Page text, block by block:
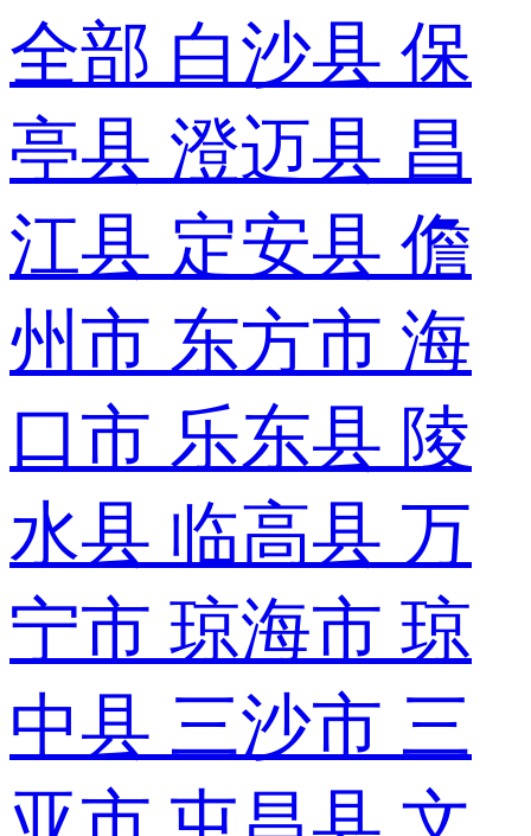
全部 白沙县 保
亭县 澄迈县 昌
江县 定安县 儋
州市 东方市 海
口市 乐东县 陵
水县 临高县 万
宁市 琼海市 琼
中县 三沙市 三